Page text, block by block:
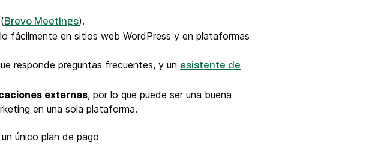
(Brevo Meetings).
fácilmente en sitios web WordPress y en plataformas
responde preguntas frecuentes, y un asistente de
externas, por lo que puede ser una buena
en una sola plataforma.
único plan de pago